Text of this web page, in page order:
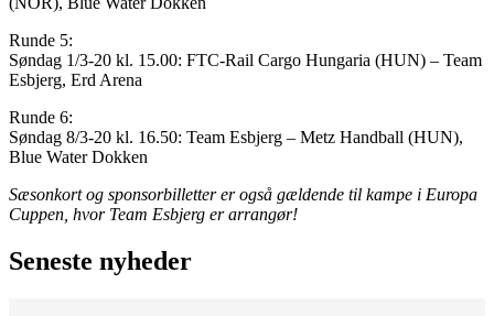
Runde 5:
Søndag 1/3-20 kl. 15.00: FTC-Rail Cargo Hungaria (HUN) – Team
Esbjerg, Erd Arena
Runde 6:
Søndag 8/3-20 kl. 16.50: Team Esbjerg – Metz Handball (HUN),
Blue Water Dokken
Sæsonkort og sponsorbilletter er også gældende til kampe i Europa
Cuppen, hvor Team Esbjerg er arrangør!
Seneste nyheder